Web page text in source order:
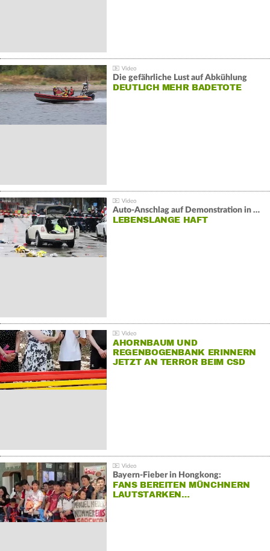
Die gefährliche Lust auf Abkühlung
DEUTLICH MEHR BADETOTE
Auto-Anschlag auf Demonstration in München:
LEBENSLANGE HAFT
AHORNBAUM UND
REGENBOGENBANK ERINNERN
JETZT AN TERROR BEIM CSD
Bayern-Fieber in Hongkong:
FANS BEREITEN MÜNCHNERN
LAUTSTARKEN…